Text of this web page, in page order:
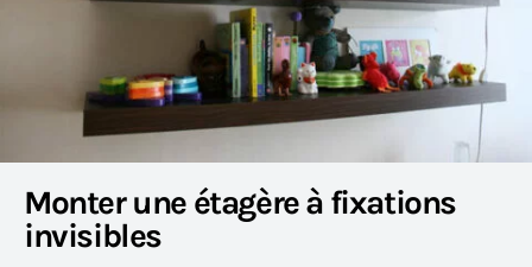
Monter une étagère à fixations
invisibles